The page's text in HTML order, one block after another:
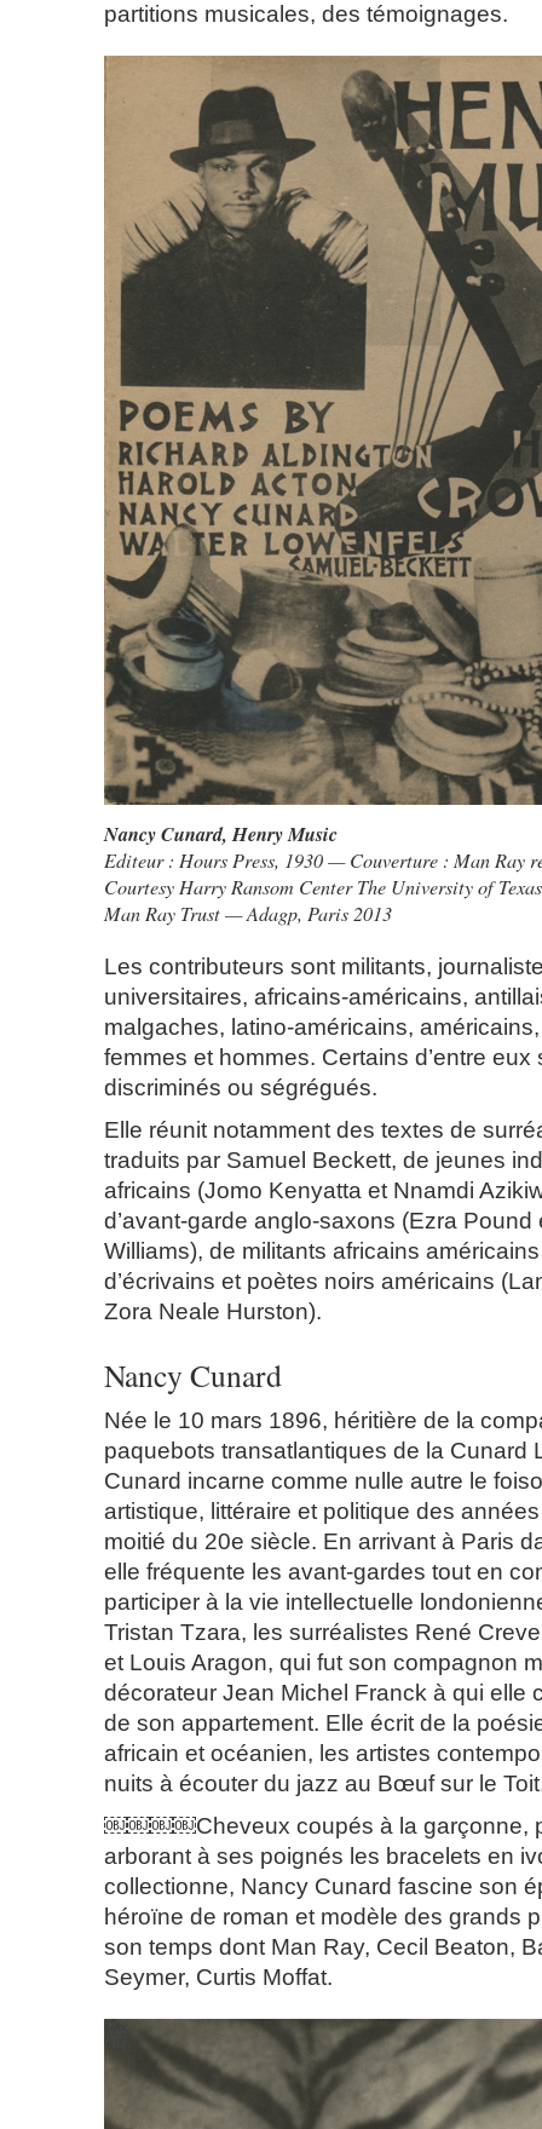
partitions musicales, des témoignages.
Nancy Cunard,Henry Music
Editeur : Hours Press, 1930 — Couverture : Man Ray
Courtesy Harry Ransom Center The University of
Man Ray Trust — Adagp, Paris 2013
Les contributeurs sont militants,
universitaires, africains-américains,
malgaches, latino-américains,
femmes et hommes. Certains d’entre eux
discriminés ou ségrégués.
Elle réunit notamment des textes de
traduits par Samuel Beckett, de jeunes
africains (Jomo Kenyatta et Nnamdi
d’avant-garde anglo-saxons (Ezra Pound
Williams), de militants africains
d’écrivains et poètes noirs américains
Zora Neale Hurston).
Nancy Cunard
Née le 10 mars 1896, héritière de la
paquebots transatlantiques de la Cunard
Cunard incarne comme nulle autre le
artistique, littéraire et politique des
moitié du 20e siècle. En arrivant à Paris
elle fréquente les avant-gardes tout en
participer à la vie intellectuelle
Tristan Tzara, les surréalistes René
et Louis Aragon, qui fut son compagnon
décorateur Jean Michel Franck à qui elle
de son appartement. Elle écrit de la
africain et océanien, les artistes
nuits à écouter du jazz au Bœuf sur le
￼￼￼￼Cheveux coupés à la garçonne,
arborant à ses poignés les bracelets en
collectionne, Nancy Cunard fascine son
héroïne de roman et modèle des grands
son temps dont Man Ray, Cecil Beaton,
Seymer, Curtis Moffat.